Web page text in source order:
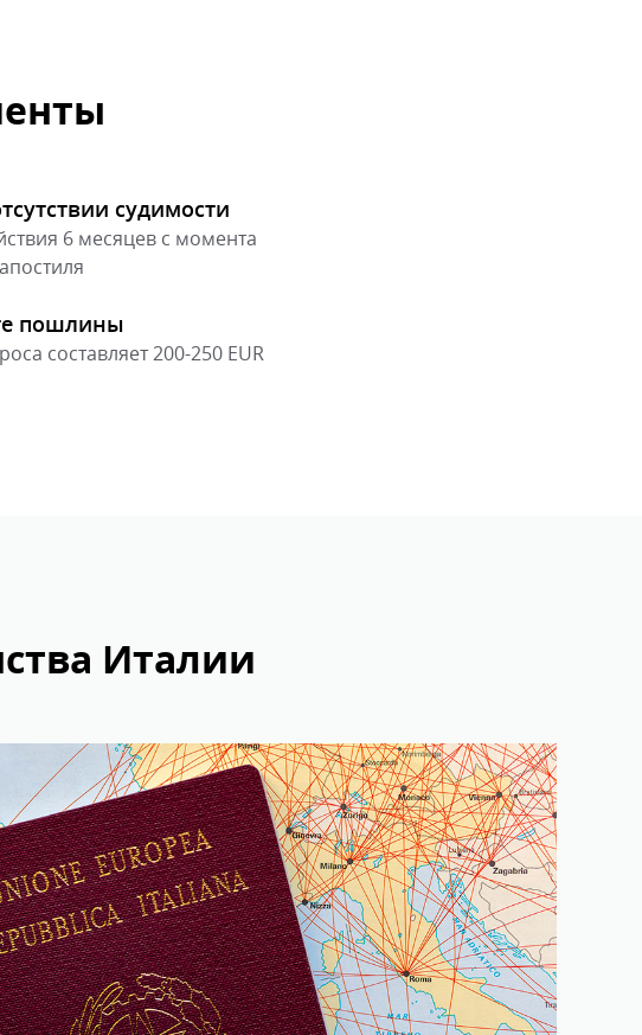
судимости
6 месяцев с момента
пошлины
составляет 200-250 EUR
Италии